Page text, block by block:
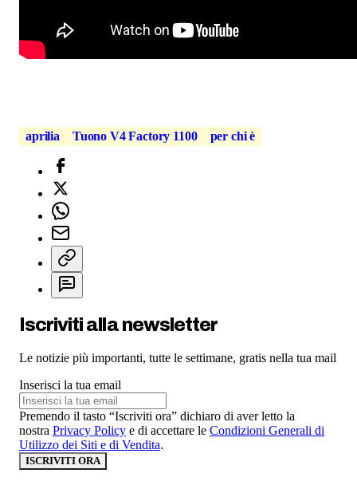
aprilia Tuono V4 Factory 1100 per chi è
Iscriviti alla newsletter
Le notizie più importanti, tutte le settimane, gratis nella tua mail
Inserisci la tua email
Premendo il tasto “Iscriviti ora” dichiaro di aver letto la
nostra Privacy Policy e di accettare le Condizioni Generali di
Utilizzo dei Siti e di Vendita.
ISCRIVITI ORA